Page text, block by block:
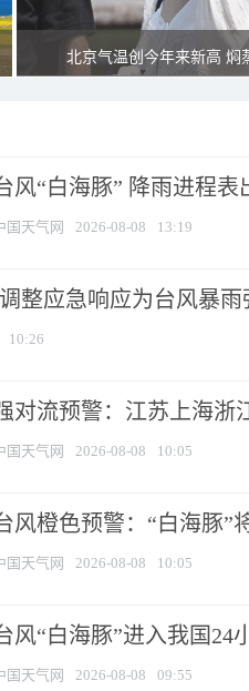
北京气温创今年来新高 焖
风“白海豚” 降雨进程
国天气网 2026-08-08 13:19
整应急响应为台风暴雨
10:26
对流预警：江苏上海浙
国天气网 2026-08-08 10:05
风橙色预警：“白海豚”
国天气网 2026-08-08 10:05
风“白海豚”进入我国24
国天气网 2026-08-08 09:55